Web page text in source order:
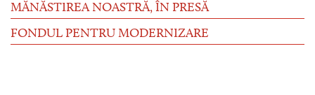
MĂNĂSTIREA NOASTRĂ, ÎN PRESĂ
FONDUL PENTRU MODERNIZARE